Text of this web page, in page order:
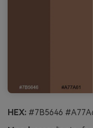
HEX: #7B5646